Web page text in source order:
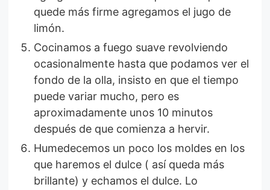
quede más firme agregamos el jugo de
limón.
Cocinamos a fuego suave revolviendo
ocasionalmente hasta que podamos ver el
fondo de la olla, insisto en que el tiempo
puede variar mucho, pero es
aproximadamente unos 10 minutos
después de que comienza a hervir.
Humedecemos un poco los moldes en los
que haremos el dulce ( así queda más
brillante) y echamos el dulce. Lo